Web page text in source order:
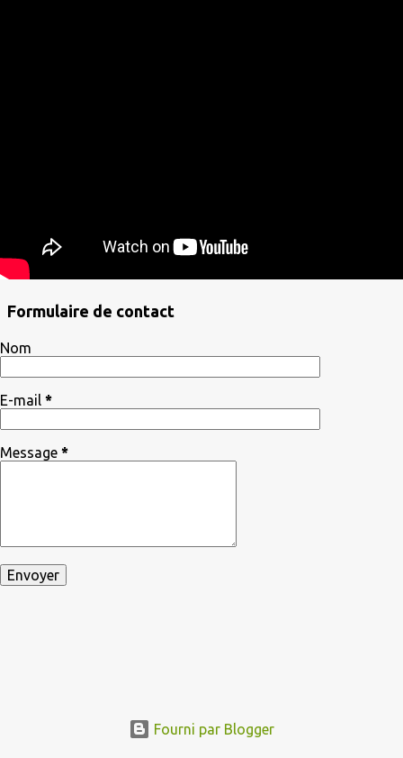
Formulaire de contact
Nom
E-mail *
Message *
Fourni par Blogger